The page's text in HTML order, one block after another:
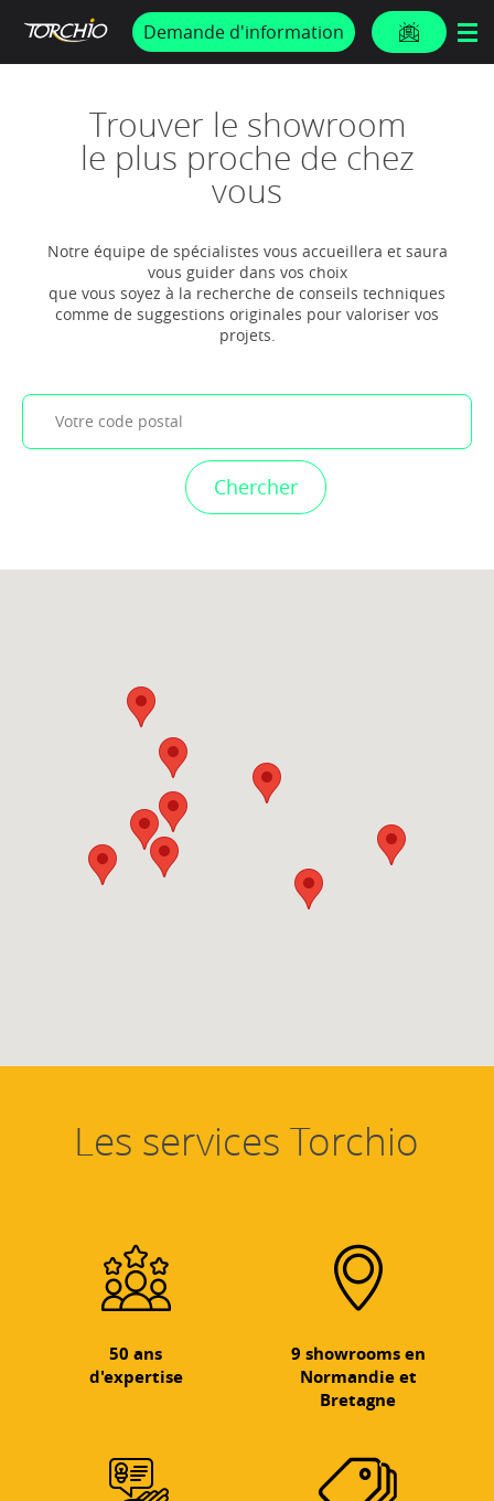
PROMOS & ACTUSDemande d'information
Trouver le showroom
le plus proche de chez
vous
Notre équipe de spécialistes vous accueillera et saura
vous guider dans vos choix
que vous soyez à la recherche de conseils techniques
comme de suggestions originales pour valoriser vos
projets.
Votre code postal
Les services Torchio
50 ans
d'expertise
9 showrooms en
Normandie et
Bretagne